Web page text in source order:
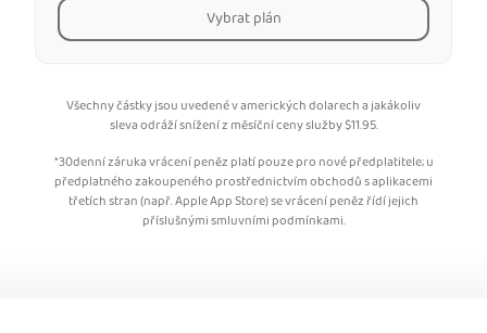
Vybrat plán
Všechny částky jsou uvedené v amerických dolarech a jakákoliv
sleva odráží snížení z měsíční ceny služby$11.95.
*30denní záruka vrácení peněz platí pouze pro nové předplatitele; u
předplatného zakoupeného prostřednictvím obchodů s aplikacemi
třetích stran (např. Apple App Store) se vrácení peněz řídí jejich
příslušnými smluvními podmínkami.